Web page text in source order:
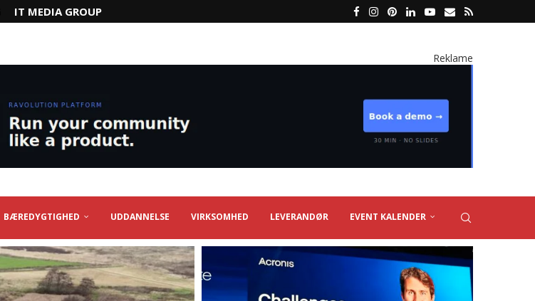
IT MEDIA GROUP
Reklame
BÆREDYGTIGHED UDDANNELSE VIRKSOMHED LEVERANDØR EVENT KALENDER